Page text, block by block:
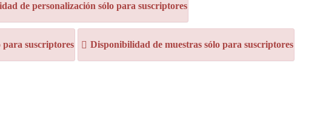
de personalización sólo para suscriptores
para suscriptores Disponibilidad de muestras sólo para suscriptores